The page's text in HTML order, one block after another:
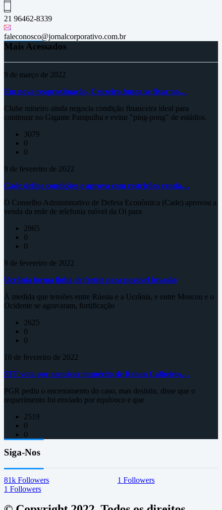
21 96462-8339
faleconosco@jornalcorporativo.com.br
Mais Acessados
9 de março de 2022
Em nova reaproximação, Cruzeiro busca se fixar no…
Clube mineiro ainda negocia condição financeira ideal para
continuar no Gigante Pampulha e evitar "ping-pong" de estádios
3079
0
0
9 de fevereiro de 2022
Cade define condições e aprova com restrições venda…
O Conselho Administrativo de Defesa Econômica (Cade) aprovou a
venda da rede de telefonia móvel da Oi para
2965
0
0
9 de fevereiro de 2022
Ucrânia forma linha de frente para possível invasão
À medida que tensões entre Rússia e a Ucrânia, e entre Moscou e o
Ocidente se agravaram, fortificação
2625
0
0
10 de fevereiro de 2022
STF vota por arquivar inquérito de Renan Calheiros…
PGR pediu o encerramento do caso, mas desistiu, disse que o
requerimento foi enviado por equívoco e que
2519
0
0
Siga-Nos
81k Followers 1 Followers
1 Followers